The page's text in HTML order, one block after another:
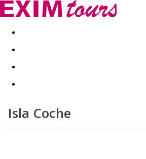
Akční nabídky Last minute
Isla Coche